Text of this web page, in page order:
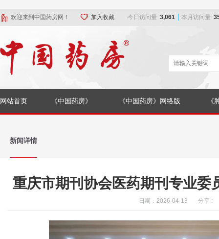
欢迎来到中国药房网！ 加入收藏 今日访问量 3,061 本月访问量
网站首页 《中国药房》 《中国药房》网络版 《
新闻详情
重庆市期刊协会医药期刊专业委
日期：2026-04-13 分享 :